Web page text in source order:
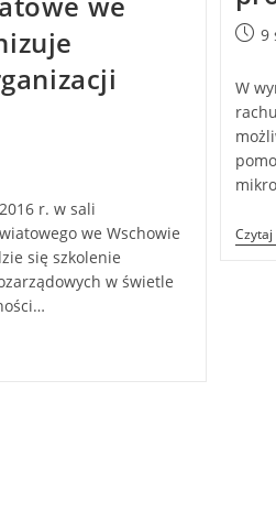
9
W
r. w sali
we Wschowie
się szkolenie
w świetle